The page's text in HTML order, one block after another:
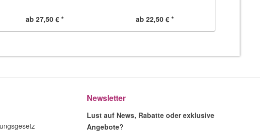
ab 27,50 € * ab 22,50 € *
Newsletter
Lust auf News, Rabatte oder exklusive
Angebote?